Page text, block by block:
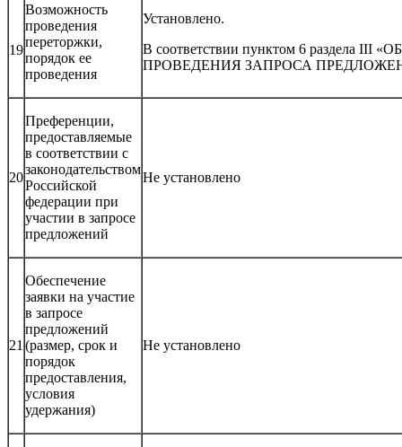
19
Возможность
проведения
переторжки,
порядок ее
проведения
Установлено.
В соответствии пунктом 6 раздела
ПРОВЕДЕНИЯ ЗАПРОСА
20
Преференции,
предоставляемые
в соответствии с
законодательством
Российской
федерации при
участии в запросе
предложений
Не установлено
21
Обеспечение
заявки на участие
в запросе
предложений
(размер, срок и
порядок
предоставления,
условия
удержания)
Не установлено